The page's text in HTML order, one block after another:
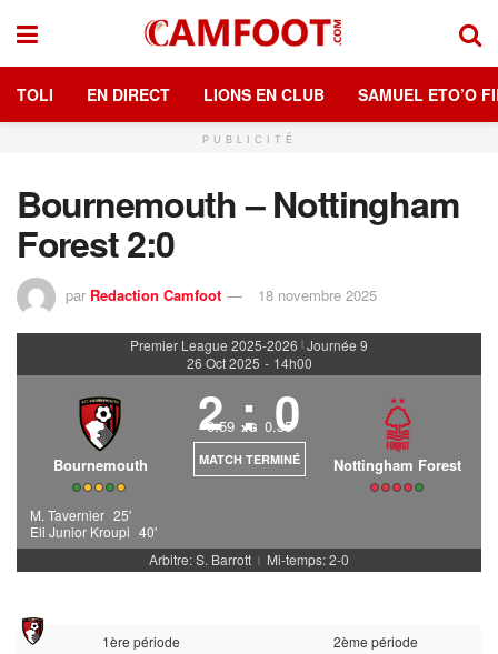
TOLI EN DIRECT LIONS EN CLUB SAMUEL ETO’O
PUBLICITÉ
Bournemouth – Nottingham
Forest 2:0
par Redaction Camfoot 18 novembre 2025
Premier League 2025-2026 | Journée 9
26 Oct 2025 - 14h00
Bournemouth
2 : 0
0.59 xG 0.35
MATCH TERMINÉ Nottingham Forest
M. Tavernier 25'
Eli Junior Kroupi 40'
Arbitre: S. Barrott | Mi-temps: 2-0
1ère période 2ème période